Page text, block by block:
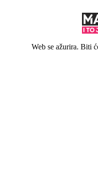
Web se ažurira. Biti